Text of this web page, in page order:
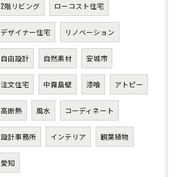
2階リビング ローコスト住宅
デザイナー住宅 リノベーション
自由設計 自然素材 安城市
注文住宅 中霧島壁 漆喰 アトピー
高断熱 風水 コーディネート
設計事務所 インテリア 観葉植物
愛知